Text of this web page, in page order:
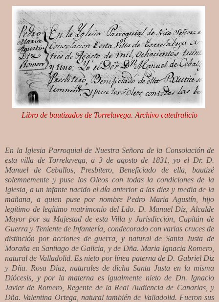
Libro de bautizados de Torrelavega. Archivo catedralicio
En la Iglesia Parroquial de Nuestra Señora de la Consolación de
esta villa de Torrelavega, a 3 de agosto de 1831, yo el Dr. D.
Manuel de Ceballos, Presbítero, Beneficiado de ella, bautizé
solemnemente y puse los Oleos con todas la condiciones de la
Iglesia, a un infante nacido el día anterior a las diez y media de la
mañana, a quien puse por nombre Pedro Maria Agustín, hijo
legítimo de legítimo matrimonio del Ldo. D. Manuel Diz, Alcalde
Mayor por su Majestad de esta Villa y Jurisdicción, Capitán de
Guerra y Teniente de Infantería, condecorado con varias cruces de
distinción por acciones de guerra, y natural de Santa Justa de
Moraña en Santiago de Galicia, y de Dña. Maria Ignacia Romero,
natural de Valladolid. Es nieto por línea paterna de D. Gabriel Diz
y Dña. Rosa Diaz, naturales de dicha Santa Justa en la misma
Diócesis, y por la materna es igualmente nieto de Dn. Ignacio
Javier de Romero, Regente de la Real Audiencia de Canarias, y
Dña. Valentina Ortega, natural también de Valladolid. Fueron sus